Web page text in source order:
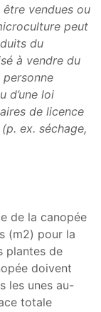
vendues ou
peut
du
à vendre du
d’une loi
de licence
ex. séchage,
de la canopée
(m2) pour la
plantes de
doivent
les unes au-
totale